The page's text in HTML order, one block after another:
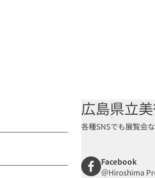
広島県立
各種SNSでも展覧会
Facebook
＠Hiroshima